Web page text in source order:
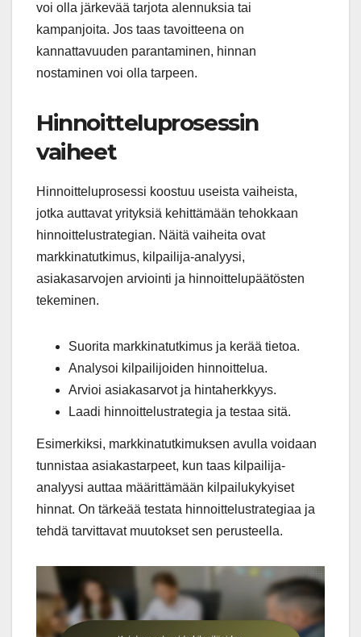
voi olla järkevää tarjota alennuksia tai
kampanjoita. Jos taas tavoitteena on
kannattavuuden parantaminen, hinnan
nostaminen voi olla tarpeen.
Hinnoitteluprosessin
vaiheet
Hinnoitteluprosessi koostuu useista vaiheista,
jotka auttavat yrityksiä kehittämään tehokkaan
hinnoittelustrategian. Näitä vaiheita ovat
markkinatutkimus, kilpailija-analyysi,
asiakasarvojen arviointi ja hinnoittelupäätösten
tekeminen.
Suorita markkinatutkimus ja kerää tietoa.
Analysoi kilpailijoiden hinnoittelua.
Arvioi asiakasarvot ja hintaherkkyys.
Laadi hinnoittelustrategia ja testaa sitä.
Esimerkiksi, markkinatutkimuksen avulla voidaan
tunnistaa asiakastarpeet, kun taas kilpailija-
analyysi auttaa määrittämään kilpailukykyiset
hinnat. On tärkeää testata hinnoittelustrategiaa ja
tehdä tarvittavat muutokset sen perusteella.